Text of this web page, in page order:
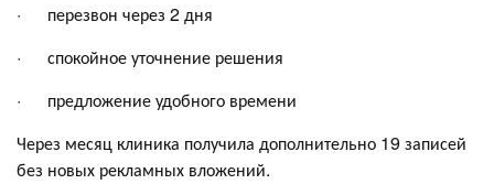
· перезвон через 2 дня
· спокойное уточнение решения
· предложение удобного времени
Через месяц клиника получила дополнительно 19 записей
без новых рекламных вложений.